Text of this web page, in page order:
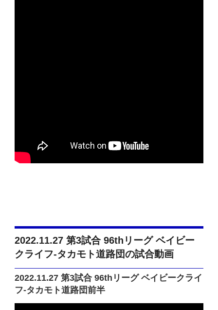
2022.11.27 第3試合 96thリーグ ベイビー
クライフ-タカモト道路団の試合動画
2022.11.27 第3試合 96thリーグ ベイビークライ
フ-タカモト道路団前半